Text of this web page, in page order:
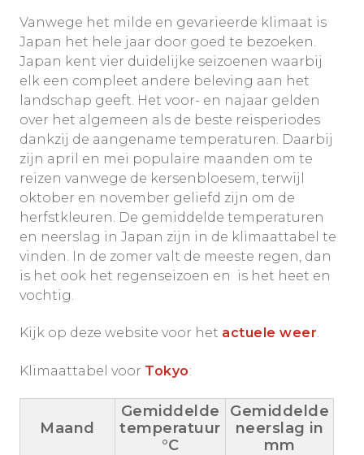
Vanwege het milde en gevarieerde klimaat is
Japan het hele jaar door goed te bezoeken.
Japan kent vier duidelijke seizoenen waarbij
elk een compleet andere beleving aan het
landschap geeft. Het voor- en najaar gelden
over het algemeen als de beste reisperiodes
dankzij de aangename temperaturen. Daarbij
zijn april en mei populaire maanden om te
reizen vanwege de kersenbloesem, terwijl
oktober en november geliefd zijn om de
herfstkleuren. De gemiddelde temperaturen
en neerslag in Japan zijn in de klimaattabel te
vinden. In de zomer valt de meeste regen, dan
is het ook het regenseizoen en is het heet en
vochtig.
Kijk op deze website voor het actuele weer.
Klimaattabel voor Tokyo:
Maand
Gemiddelde
temperatuur
°C
Gemiddelde
neerslag in
mm